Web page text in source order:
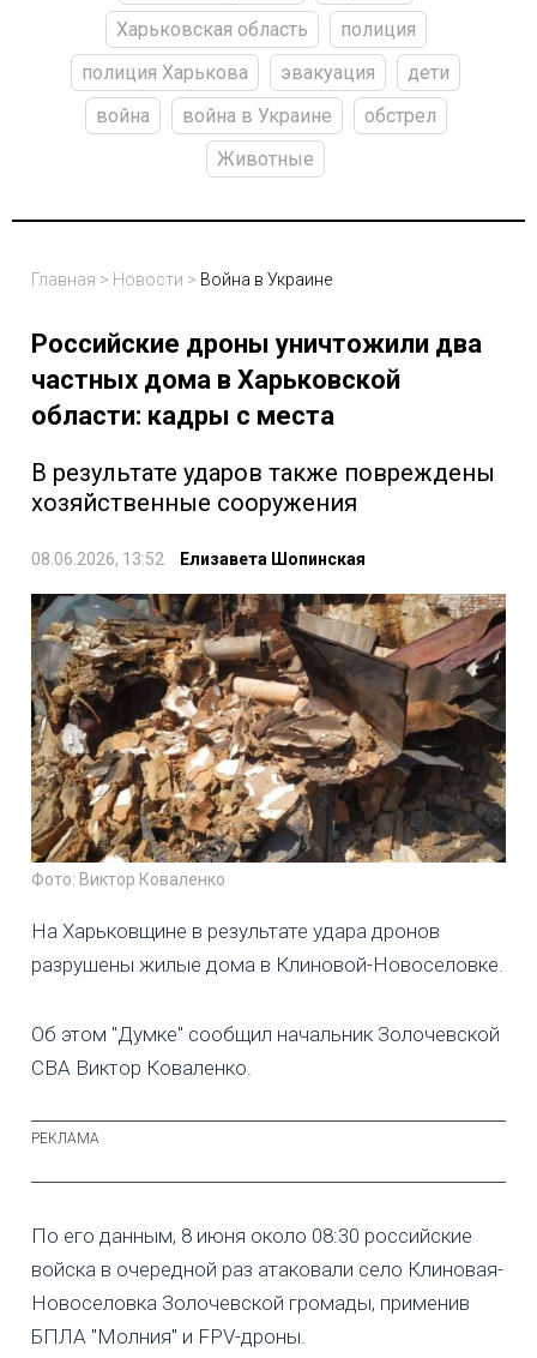
Харьковская область
полиция
полиция Харькова
эвакуация
дети
война
война в Украине
обстрел
Животные
Главная > Новости > Война в Украине
Российские дроны уничтожили два
частных дома в Харьковской
области: кадры с места
В результате ударов также повреждены
хозяйственные сооружения
08.06.2026, 13:52 Елизавета Шопинская
Фото: Виктор Коваленко
На Харьковщине в результате удара дронов
разрушены жилые дома в Клиновой-Новоселовке.
Об этом "Думке" сообщил начальник Золочевской
СВА Виктор Коваленко.
По его данным, 8 июня около 08:30 российские
войска в очередной раз атаковали село Клиновая-
Новоселовка Золочевской громады, применив
БПЛА "Молния" и FPV-дроны.